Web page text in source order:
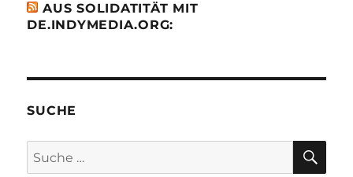
AUS SOLIDATITÄT MIT
DE.INDYMEDIA.ORG:
SUCHE
Suche
nach: